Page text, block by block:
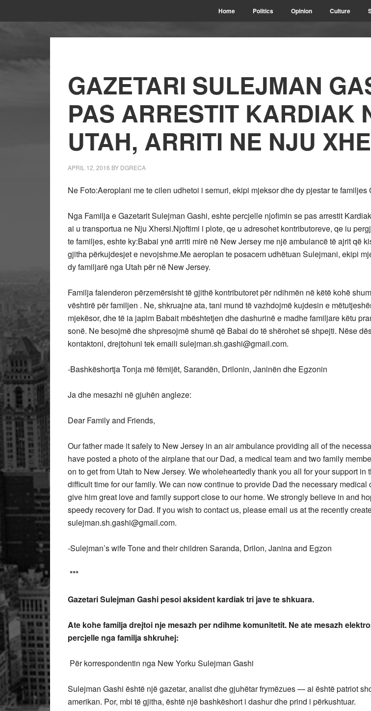
Home Politics Opinion Culture
GAZETARI SULEJMAN
PAS ARRESTIT KARDIAK
UTAH, ARRITI NE NJU
APRIL 12, 2016 BY DGRECA
Ne Foto:Aeroplani me te cilen udhetoi i semuri, ekipi mjeksor dhe dy pjestar te familjes
Nga Familja e Gazetarit Sulejman Gashi, eshte percjelle njofimin se pas arrestit
ai u transportua ne Nju Xhersi.Njoftimi i plote, qe u adresohet kontributoreve, qe iu
te familjes, eshte ky:Babai ynë arriti mirë në New Jersey me një ambulancë të ajrit që
gjitha përkujdesjet e nevojshme.Me aeroplan te posacem udhëtuan Sulejmani, ekipi
dy familjarë nga Utah për në New Jersey.
Familja falenderon përzemërsisht të gjithë kontributoret për ndihmën në këtë kohë
vështirë për familjen . Ne, shkruajne ata, tani mund të vazhdojmë kujdesin e
mjekësor, dhe të ia japim Babait mbështetjen dhe dashurinë e madhe familjare këtu
sonë. Ne besojmë dhe shpresojmë shumë që Babai do të shërohet së shpejti. Nëse
kontaktoni, drejtohuni tek emaili sulejman.sh.gashi@gmail.com.
-Bashkëshortja Tonja më fëmijët, Sarandën, Drilonin, Janinën dhe Egzonin
Ja dhe mesazhi në gjuhën angleze:
Dear Family and Friends,
Our father made it safely to New Jersey in an air ambulance providing all of the
have posted a photo of the airplane that our Dad, a medical team and two family
on to get from Utah to New Jersey. We wholeheartedly thank you all for your support in
difficult time for our family. We can now continue to provide Dad the necessary medical
give him great love and family support close to our home. We strongly believe in and
speedy recovery for Dad. If you wish to contact us, please email us at the recently
sulejman.sh.gashi@gmail.com.
-Sulejman’s wife Tone and their children Saranda, Drilon, Janina and Egzon
***
Gazetari Sulejman Gashi pesoi aksident kardiak tri jave te shkuara.
Ate kohe familja drejtoi nje mesazh per ndihme komunitetit. Ne ate mesazh
percjelle nga familja shkruhej:
Për korrespondentin nga New Yorku Sulejman Gashi
Sulejman Gashi është një gazetar, analist dhe gjuhëtar frymëzues — ai është patriot
amerikan. Por, mbi të gjitha, është një bashkëshort i dashur dhe prind i përkushtuar.